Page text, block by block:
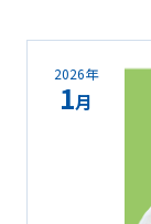
2026年
1月